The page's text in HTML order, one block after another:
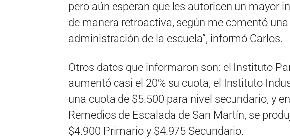
pero aún esperan que les autoricen un mayor
de manera retroactiva, según me comentó
administración de la escuela”, informó Carlos.
Otros datos que informaron son: el Instituto
aumentó casi el 20% su cuota, el Instituto
una cuota de $5.500 para nivel secundario, y
Remedios de Escalada de San Martín, se
$4.900 Primario y $4.975 Secundario.